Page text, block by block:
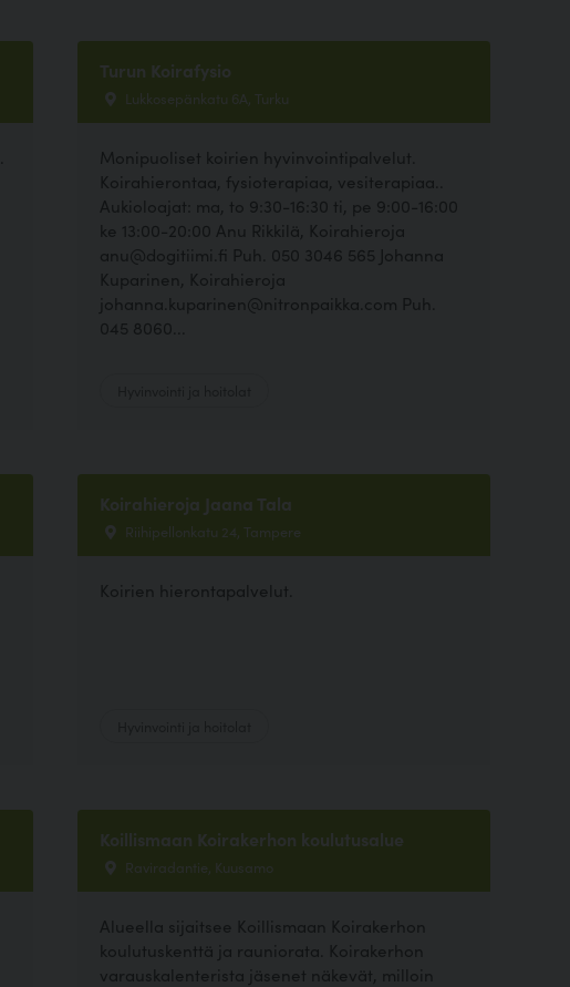
Turun Koirafysio
Lukkosepänkatu 6A, Turku
Monipuoliset koirien hyvinvointipalvelut.
Koirahierontaa, fysioterapiaa, vesiterapiaa..
Aukioloajat: ma, to 9:30-16:30 ti, pe 9:00-16:00
ke 13:00-20:00 Anu Rikkilä, Koirahieroja
anu@dogitiimi.fi Puh. 050 3046 565 Johanna
Kuparinen, Koirahieroja
johanna.kuparinen@nitronpaikka.com Puh.
045 8060...
Koirahieroja Jaana Tala
Riihipellonkatu 24, Tampere
Koirien hierontapalvelut.
Koillismaan Koirakerhon koulutusalue
Raviradantie, Kuusamo
Alueella sijaitsee Koillismaan Koirakerhon
koulutuskenttä ja rauniorata. Koirakerhon
varauskalenterista jäsenet näkevät, milloin